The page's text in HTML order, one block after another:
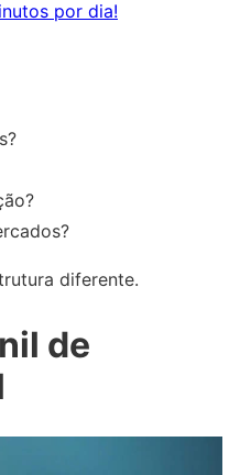
por dia!
diferente.
de